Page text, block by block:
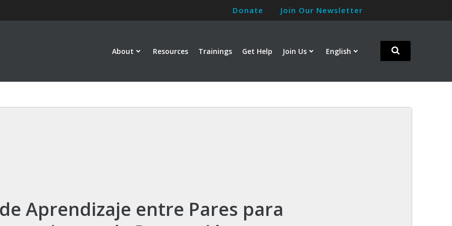
Donate Join Our Newsletter
About Resources Trainings Get Help Join Us English
Aprendizaje entre Pares para